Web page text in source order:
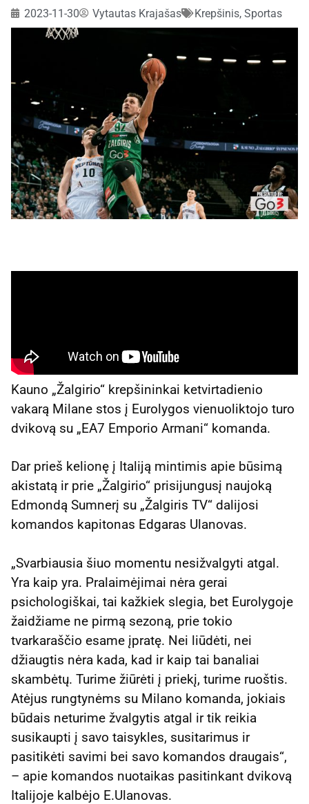
2023-11-30 Vytautas Krajašas Krepšinis, Sportas
Kauno „Žalgirio“ krepšininkai ketvirtadienio
vakarą Milane stos į Eurolygos vienuoliktojo turo
dvikovą su „EA7 Emporio Armani“ komanda.
Dar prieš kelionę į Italiją mintimis apie būsimą
akistatą ir prie „Žalgirio“ prisijungusį naujoką
Edmondą Sumnerį su „Žalgiris TV“ dalijosi
komandos kapitonas Edgaras Ulanovas.
„Svarbiausia šiuo momentu nesižvalgyti atgal.
Yra kaip yra. Pralaimėjimai nėra gerai
psichologiškai, tai kažkiek slegia, bet Eurolygoje
žaidžiame ne pirmą sezoną, prie tokio
tvarkaraščio esame įpratę. Nei liūdėti, nei
džiaugtis nėra kada, kad ir kaip tai banaliai
skambėtų. Turime žiūrėti į priekį, turime ruoštis.
Atėjus rungtynėms su Milano komanda, jokiais
būdais neturime žvalgytis atgal ir tik reikia
susikaupti į savo taisykles, susitarimus ir
pasitikėti savimi bei savo komandos draugais“,
– apie komandos nuotaikas pasitinkant dvikovą
Italijoje kalbėjo E.Ulanovas.